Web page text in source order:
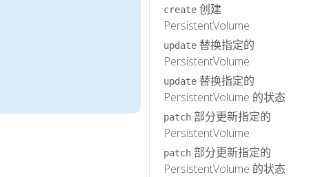
create 创建
PersistentVolume
update 替换指定的
PersistentVolume
update 替换指定的
PersistentVolume 的状态
patch 部分更新指定的
PersistentVolume
patch 部分更新指定的
PersistentVolume 的状态